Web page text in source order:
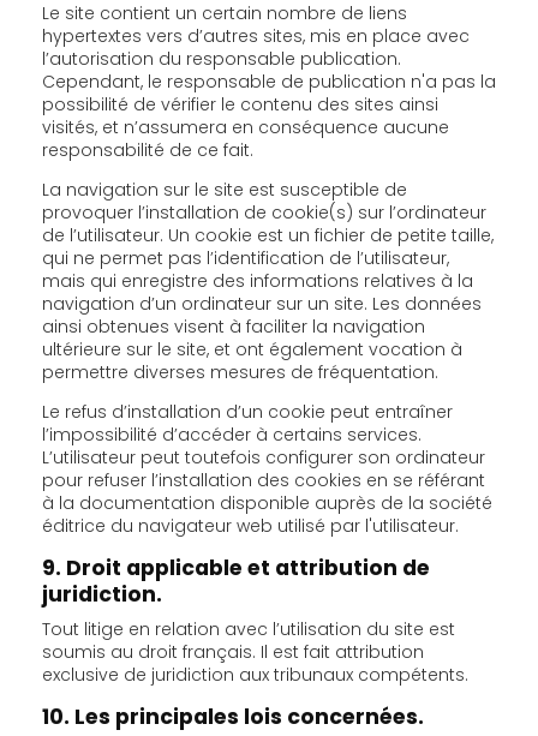
Le site contient un certain nombre de liens
hypertextes vers d’autres sites, mis en place avec
l’autorisation du responsable publication.
Cependant, le responsable de publication n'a pas la
possibilité de vérifier le contenu des sites ainsi
visités, et n’assumera en conséquence aucune
responsabilité de ce fait.
La navigation sur le site est susceptible de
provoquer l’installation de cookie(s) sur l’ordinateur
de l’utilisateur. Un cookie est un fichier de petite taille,
qui ne permet pas l’identification de l’utilisateur,
mais qui enregistre des informations relatives à la
navigation d’un ordinateur sur un site. Les données
ainsi obtenues visent à faciliter la navigation
ultérieure sur le site, et ont également vocation à
permettre diverses mesures de fréquentation.
Le refus d’installation d’un cookie peut entraîner
l’impossibilité d’accéder à certains services.
L’utilisateur peut toutefois configurer son ordinateur
pour refuser l’installation des cookies en se référant
à la documentation disponible auprès de la société
éditrice du navigateur web utilisé par l'utilisateur.
9. Droit applicable et attribution de
juridiction.
Tout litige en relation avec l’utilisation du site est
soumis au droit français. Il est fait attribution
exclusive de juridiction aux tribunaux compétents.
10. Les principales lois concernées.